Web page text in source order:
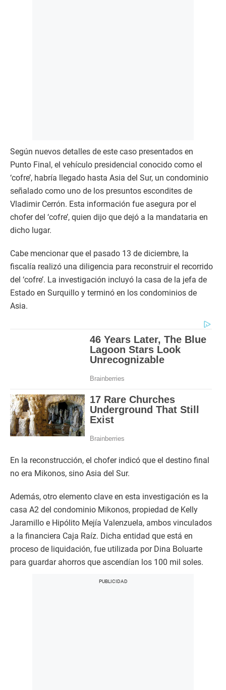
Según nuevos detalles de este caso presentados en
Punto Final, el vehículo presidencial conocido como el
‘cofre’, habría llegado hasta Asia del Sur, un condominio
señalado como uno de los presuntos escondites de
Vladimir Cerrón. Esta información fue asegura por el
chofer del ‘cofre’, quien dijo que dejó a la mandataria en
dicho lugar.
Cabe mencionar que el pasado 13 de diciembre, la
fiscalía realizó una diligencia para reconstruir el recorrido
del ‘cofre’. La investigación incluyó la casa de la jefa de
Estado en Surquillo y terminó en los condominios de
Asia.
En la reconstrucción, el chofer indicó que el destino final
no era Mikonos, sino Asia del Sur.
Además, otro elemento clave en esta investigación es la
casa A2 del condominio Mikonos, propiedad de Kelly
Jaramillo e Hipólito Mejía Valenzuela, ambos vinculados
a la financiera Caja Raíz. Dicha entidad que está en
proceso de liquidación, fue utilizada por Dina Boluarte
para guardar ahorros que ascendían los 100 mil soles.